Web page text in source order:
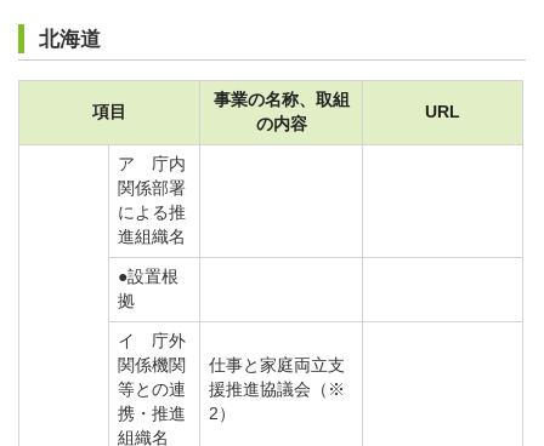
北海道
項目
事業の名称、取組
の内容
URL
ア 庁内
関係部署
による推
進組織名
●設置根
拠
イ 庁外
関係機関
等との連
携・推進
組織名
仕事と家庭両立支
援推進協議会（※
2）